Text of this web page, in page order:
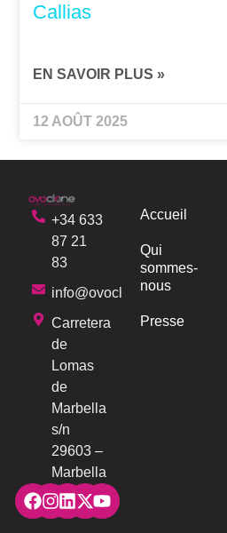
Callias
EN SAVOIR PLUS »
12 AOÛT 2025
+34 633
87 21
83
info@ovoclone.com
Carretera
de
Lomas
de
Marbella
s/n
29603 –
Marbella
Accueil
Qui
sommes-
nous
Presse